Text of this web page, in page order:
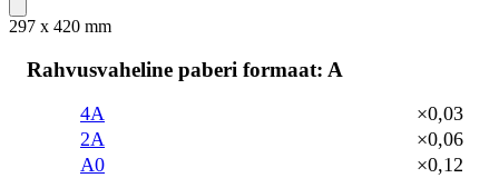
297 x 420 mm
Rahvusvaheline paberi formaat: A
4A
×0,03
2A
×0,06
A0
×0,12